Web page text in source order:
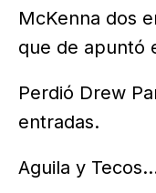
McKenna dos
que de apuntó
Perdió Drew
entradas.
Aguila y